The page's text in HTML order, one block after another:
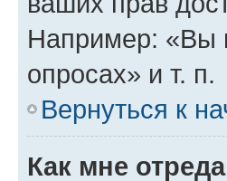
Например: «Вы
опросах» и т. п.
Вернуться к
Как мне